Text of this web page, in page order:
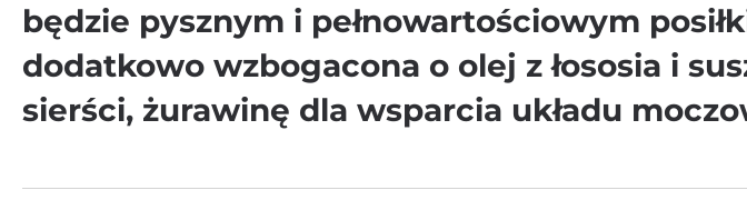
będzie pysznym i pełnowartościowym
dodatkowo wzbogacona o olej z łososia i
sierści, żurawinę dla wsparcia układu